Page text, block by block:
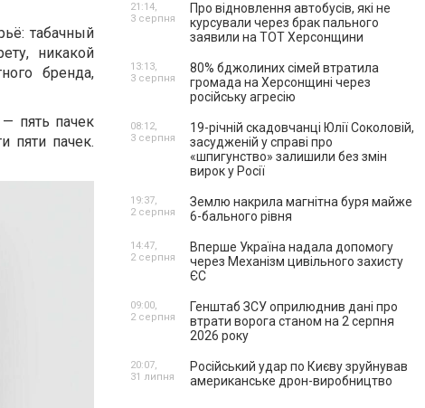
табачный
никакой
бренда,
— пять пачек
пяти пачек.
Про відновлення автобусів, які не
курсували через брак пального
заявили на ТОТ Херсонщини
21:14,
3 серпня
80% бджолиних сімей втратила
громада на Херсонщині через
російську агресію
13:13,
3 серпня
19-річній скадовчанці Юлії Соколовій,
засудженій у справі про
«шпигунство» залишили без змін
вирок у Росії
08:12,
3 серпня
Землю накрила магнітна буря майже
6-бального рівня
19:37,
2 серпня
Вперше Україна надала допомогу
через Механізм цивільного захисту
ЄС
14:47,
2 серпня
Генштаб ЗСУ оприлюднив дані про
втрати ворога станом на 2 серпня
2026 року
09:00,
2 серпня
Російський удар по Києву зруйнував
американське дрон-виробництво
20:07,
31 липня